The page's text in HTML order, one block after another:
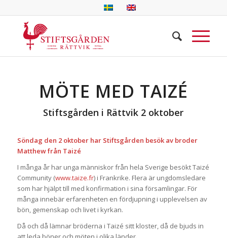
MÖTE MED TAIZÉ
Stiftsgården i Rättvik 2 oktober
Söndag den 2 oktober har Stiftsgården besök av broder
Matthew från Taizé
I många år har unga människor från hela Sverige besökt Taizé
Community (www.taize.fr) i Frankrike. Flera är ungdomsledare
som har hjälpt till med konfirmation i sina församlingar. För
många innebär erfarenheten en fördjupning i upplevelsen av
bön, gemenskap och livet i kyrkan.
Då och då lämnar bröderna i Taizé sitt kloster, då de bjuds in